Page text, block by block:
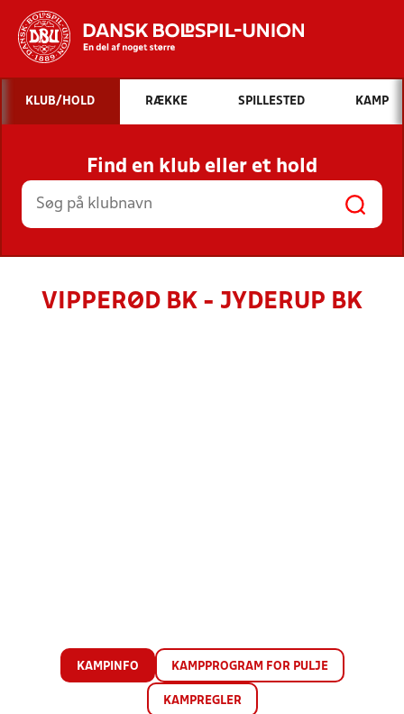
Hvad vil du søge efter?
INDHOLD OG NYHEDER
STILLINGER, RESULTATER, KLUBBER OG
HOLD
KLUB/HOLD RÆKKE SPILLESTED KAMP
Find en klub eller et hold
VIPPERØD BK - JYDERUP BK
KAMPINFO KAMPPROGRAM FOR PULJE
KAMPREGLER